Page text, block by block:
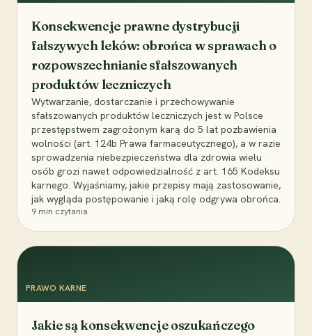
Konsekwencje prawne dystrybucji
fałszywych leków: obrońca w sprawach o
rozpowszechnianie sfałszowanych
produktów leczniczych
Wytwarzanie, dostarczanie i przechowywanie
sfałszowanych produktów leczniczych jest w Polsce
przestępstwem zagrożonym karą do 5 lat pozbawienia
wolności (art. 124b Prawa farmaceutycznego), a w razie
sprowadzenia niebezpieczeństwa dla zdrowia wielu
osób grozi nawet odpowiedzialność z art. 165 Kodeksu
karnego. Wyjaśniamy, jakie przepisy mają zastosowanie,
jak wygląda postępowanie i jaką rolę odgrywa obrońca.
9 min czytania
PRAWO KARNE
Jakie są konsekwencje oszukańczego